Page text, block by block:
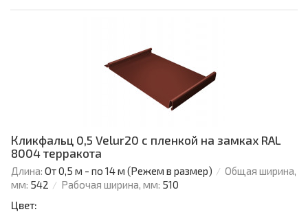
Кликфальц 0,5 Velur20 с пленкой на замках RAL
8004 терракота
Длина: От 0,5 м - по 14 м (Режем в размер)
Общая ширина,
мм: 542 Рабочая ширина, мм: 510
Цвет: